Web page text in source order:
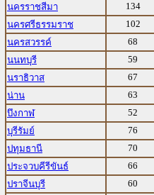
นครราชสีมา
134
นครศรีธรรมราช
102
นครสวรรค์
68
นนทบุรี
59
นราธิวาส
67
น่าน
63
บึงกาฬ
52
บุรีรัมย์
76
ปทุมธานี
70
ประจวบคีรีขันธ์
66
ปราจีนบุรี
60